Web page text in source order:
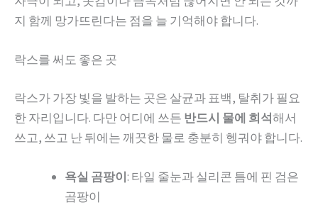
지 함께 망가뜨린다는 점을 늘 기억해야 합니다.
락스를 써도 좋은 곳
락스가 가장 빛을 발하는 곳은 살균과 표백, 탈취가 필요
한 자리입니다. 다만 어디에 쓰든 반드시 물에 희석해서
쓰고, 쓰고 난 뒤에는 깨끗한 물로 충분히 헹궈야 합니다.
욕실 곰팡이: 타일 줄눈과 실리콘 틈에 핀 검은
곰팡이